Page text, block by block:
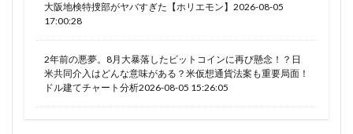
大阪地検特捜部がヤバすぎた【ホリエモン】2026-08-05
17:00:28
2年前の悪夢。8月大暴落したビットコインに再び懸念！？日
米共同介入はどんな意味がある？米仮想通貨法案も重要局面！
ドル建てチャート分析2026-08-05 15:26:05